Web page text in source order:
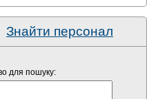
Знайти персонал
для пошуку: